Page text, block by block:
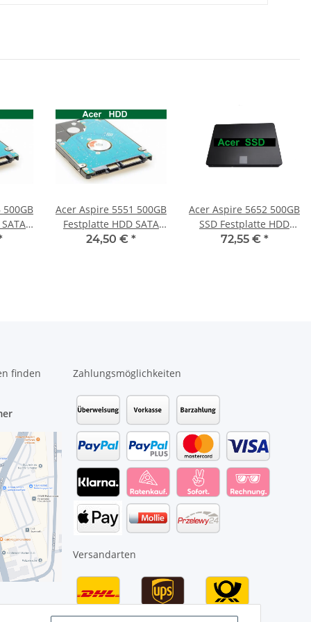
Acer Aspire 5551 500GB
Festplatte HDD SATA
2,5" 5400RPM 9,5mm
24,50 € *
Acer Aspire 5652 500GB
SSD Festplatte HDD
SATA 2,5"
72,55 € *
finden
Zahlungsmöglichkeiten
Versandarten